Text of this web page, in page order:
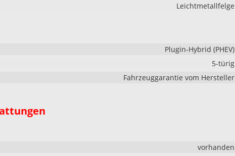
Leichtmetallfelge
Plugin-Hybrid (PHEV)
5-türig
Fahrzeuggarantie vom Hersteller
vorhanden